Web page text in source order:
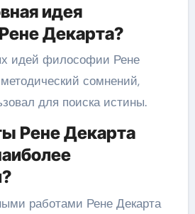
идея
Декарта?
идей философии Рене
сомнений,
для поиска истины.
Рене Декарта
работами Рене Декарта